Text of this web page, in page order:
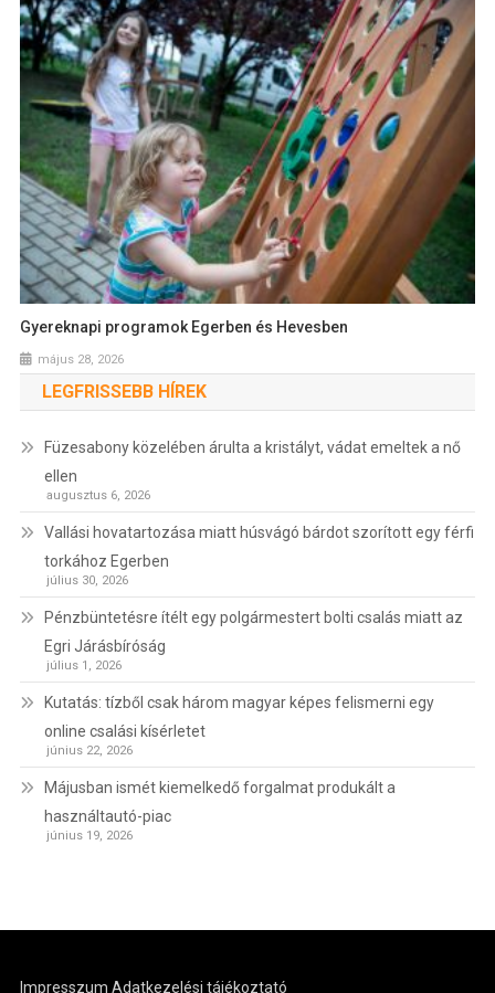
Gyereknapi programok Egerben és Hevesben
május 28, 2026
LEGFRISSEBB HÍREK
Füzesabony közelében árulta a kristályt, vádat emeltek a nő
ellen
augusztus 6, 2026
Vallási hovatartozása miatt húsvágó bárdot szorított egy férfi
torkához Egerben
július 30, 2026
Pénzbüntetésre ítélt egy polgármestert bolti csalás miatt az
Egri Járásbíróság
július 1, 2026
Kutatás: tízből csak három magyar képes felismerni egy
online csalási kísérletet
június 22, 2026
Májusban ismét kiemelkedő forgalmat produkált a
használtautó-piac
június 19, 2026
Impresszum Adatkezelési tájékoztató